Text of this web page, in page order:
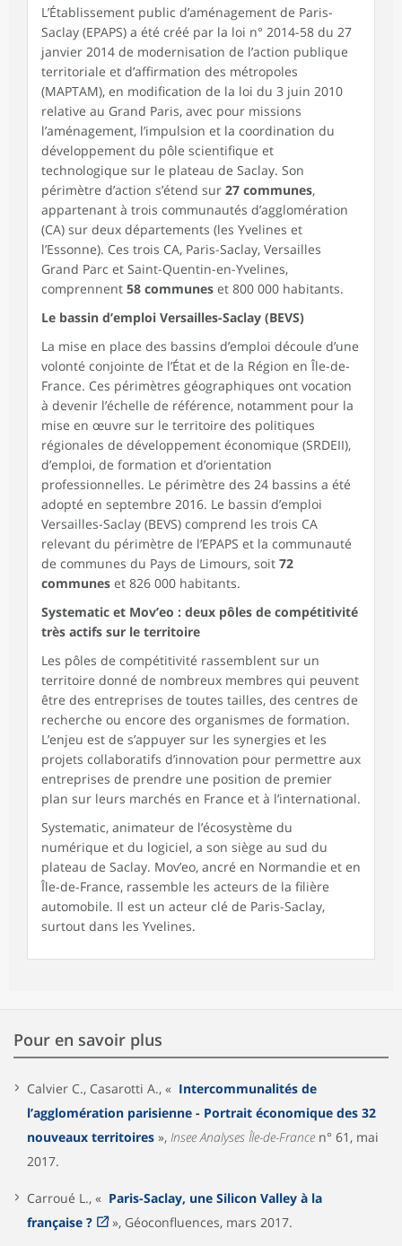
L’Établissement public d’aménagement de Paris-
Saclay (EPAPS) a été créé par la loi n° 2014-58 du 27
janvier 2014 de modernisation de l’action publique
territoriale et d’affirmation des métropoles
(MAPTAM), en modification de la loi du 3 juin 2010
relative au Grand Paris, avec pour missions
l’aménagement, l’impulsion et la coordination du
développement du pôle scientifique et
technologique sur le plateau de Saclay. Son
périmètre d’action s’étend sur 27 communes,
appartenant à trois communautés d’agglomération
(CA) sur deux départements (les Yvelines et
l’Essonne). Ces trois CA, Paris-Saclay, Versailles
Grand Parc et Saint-Quentin-en-Yvelines,
comprennent 58 communes et 800 000 habitants.
Le bassin d’emploi Versailles-Saclay (BEVS)
La mise en place des bassins d’emploi découle d’une
volonté conjointe de l’État et de la Région en Île-de-
France. Ces périmètres géographiques ont vocation
à devenir l’échelle de référence, notamment pour la
mise en œuvre sur le territoire des politiques
régionales de développement économique (SRDEII),
d’emploi, de formation et d’orientation
professionnelles. Le périmètre des 24 bassins a été
adopté en septembre 2016. Le bassin d’emploi
Versailles-Saclay (BEVS) comprend les trois CA
relevant du périmètre de l’EPAPS et la communauté
de communes du Pays de Limours, soit 72
communes et 826 000 habitants.
Systematic et Mov’eo : deux pôles de compétitivité
très actifs sur le territoire
Les pôles de compétitivité rassemblent sur un
territoire donné de nombreux membres qui peuvent
être des entreprises de toutes tailles, des centres de
recherche ou encore des organismes de formation.
L’enjeu est de s’appuyer sur les synergies et les
projets collaboratifs d’innovation pour permettre aux
entreprises de prendre une position de premier
plan sur leurs marchés en France et à l’international.
Systematic, animateur de l’écosystème du
numérique et du logiciel, a son siège au sud du
plateau de Saclay. Mov’eo, ancré en Normandie et en
Île-de-France, rassemble les acteurs de la filière
automobile. Il est un acteur clé de Paris-Saclay,
surtout dans les Yvelines.
Pour en savoir plus
Calvier C., Casarotti A., « Intercommunalités de
l’agglomération parisienne - Portrait économique des 32
nouveaux territoires », Insee Analyses Île-de-France n° 61, mai
2017.
Carroué L., « Paris-Saclay, une Silicon Valley à la
française ?
», Géoconfluences, mars 2017.